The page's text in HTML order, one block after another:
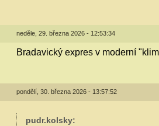
neděle, 29. března 2026 - 12:53:34
Bradavický expres v moderní
pondělí, 30. března 2026 - 13:57:52
pudr.kolsky: